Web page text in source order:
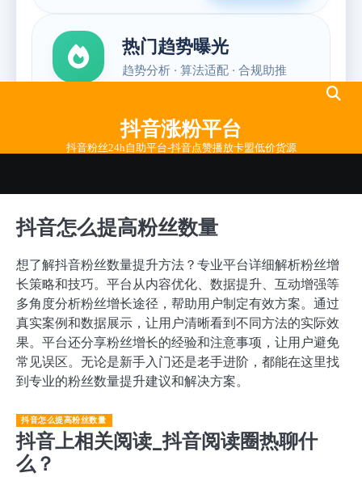
抖音涨粉平台
抖音粉丝24h自助平台-抖音点赞播放卡盟低价货源
抖音怎么提高粉丝数量
想了解抖音粉丝数量提升方法？专业平台详细解析粉丝增
长策略和技巧。平台从内容优化、数据提升、互动增强等
多角度分析粉丝增长途径，帮助用户制定有效方案。通过
真实案例和数据展示，让用户清晰看到不同方法的实际效
果。平台还分享粉丝增长的经验和注意事项，让用户避免
常见误区。无论是新手入门还是老手进阶，都能在这里找
到专业的粉丝数量提升建议和解决方案。
抖音怎么提高粉丝数量
抖音上相关阅读_抖音阅读圈热聊什
么？